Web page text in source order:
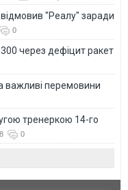
"Реалу" заради
0
через дефіцит ракет
важливі перемовини
тренеркою 14-го
0